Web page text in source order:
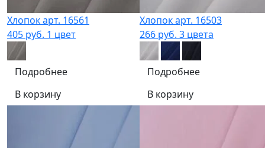
Хлопок арт. 16561
405 руб. 1 цвет
Подробнее
В корзину
Хлопок арт. 16503
266 руб. 3 цвета
Подробнее
В корзину